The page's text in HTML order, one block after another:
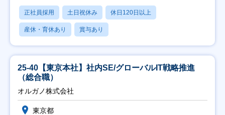
正社員採用 土日祝休み 休日120日以上
産休・育休あり 賞与あり
25-40【東京本社】社内SE/グローバルIT戦略推進
（総合職）
オルガノ株式会社
東京都